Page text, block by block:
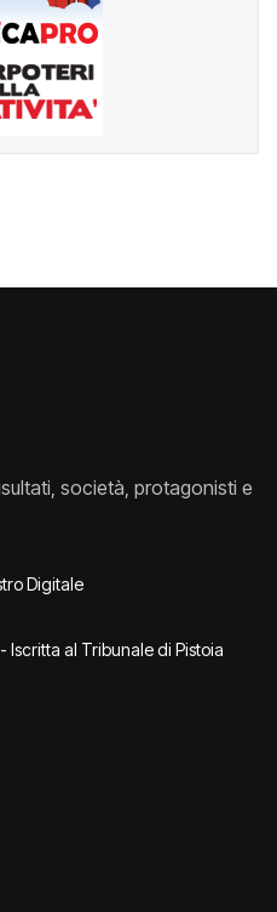
società, protagonisti e
Digitale
Iscritta al Tribunale di Pistoia